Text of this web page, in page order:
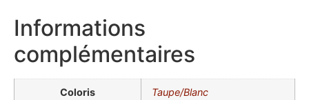
Informations
complémentaires
Coloris Taupe/Blanc